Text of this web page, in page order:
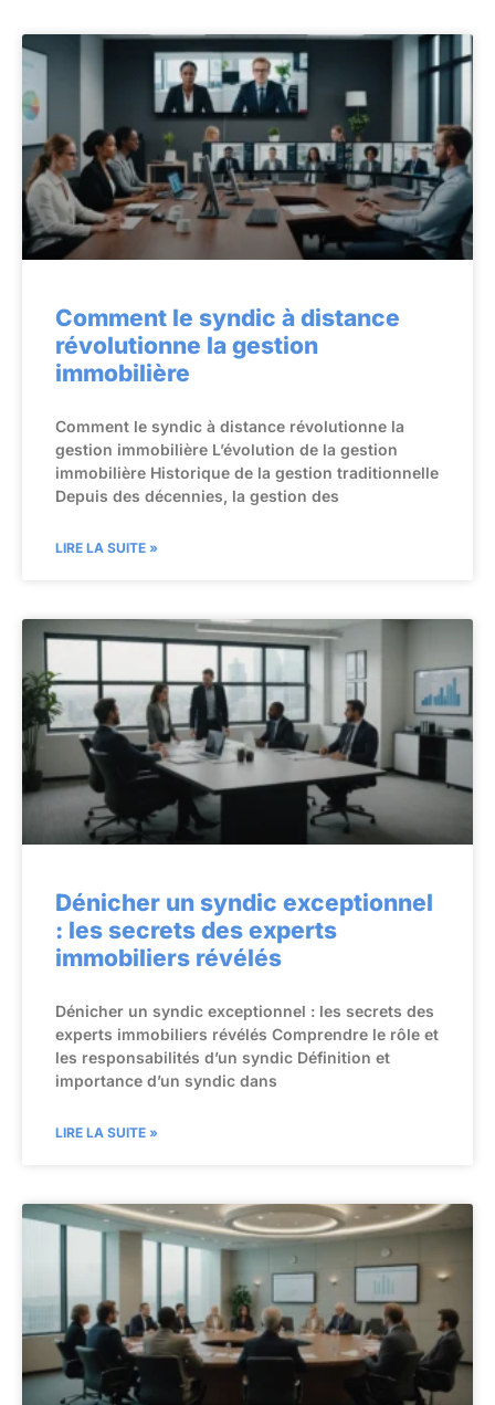
Comment le syndic à distance
révolutionne la gestion
immobilière
Comment le syndic à distance révolutionne la
gestion immobilière L’évolution de la gestion
immobilière Historique de la gestion traditionnelle
Depuis des décennies, la gestion des
LIRE LA SUITE »
Dénicher un syndic exceptionnel
: les secrets des experts
immobiliers révélés
Dénicher un syndic exceptionnel : les secrets des
experts immobiliers révélés Comprendre le rôle et
les responsabilités d’un syndic Définition et
importance d’un syndic dans
LIRE LA SUITE »